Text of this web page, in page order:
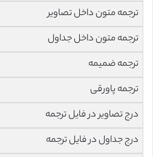
ترجمه متون داخل تصاویر
ترجمه متون داخل جداول
ترجمه ضمیمه
ترجمه پاورقی
درج تصاویر در فایل ترجمه
درج جداول در فایل ترجمه